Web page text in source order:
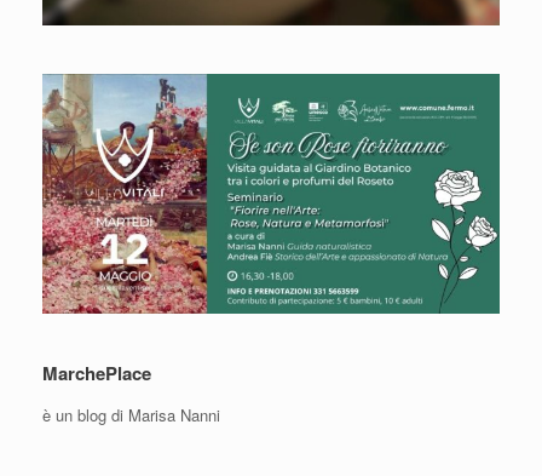
MarchePlace
è un blog di Marisa Nanni